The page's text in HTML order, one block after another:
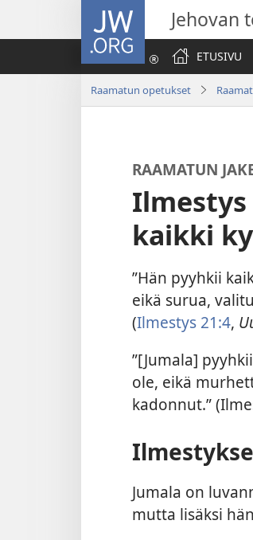
JW.ORG Jehovan
ETUSIVU
Raamatun opetukset
RAAMATUN
Ilmestys
kaikki
”Hän pyyhkii
eikä surua,
(Ilmestys 21:4,
”[Jumala]
ole, eikä
kadonnut.”
Jumala on
mutta lisäksi